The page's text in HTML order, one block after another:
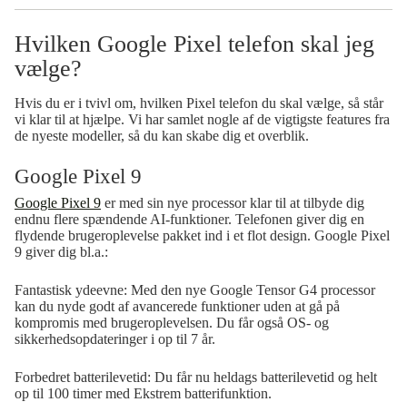
Hvilken Google Pixel telefon skal jeg
vælge?
Hvis du er i tvivl om, hvilken Pixel telefon du skal vælge, så står
vi klar til at hjælpe. Vi har samlet nogle af de vigtigste features fra
de nyeste modeller, så du kan skabe dig et overblik.
Google Pixel 9
Google Pixel 9 er med sin nye processor klar til at tilbyde dig
endnu flere spændende AI-funktioner. Telefonen giver dig en
flydende brugeroplevelse pakket ind i et flot design. Google Pixel
9 giver dig bl.a.:
Fantastisk ydeevne: Med den nye Google Tensor G4 processor
kan du nyde godt af avancerede funktioner uden at gå på
kompromis med brugeroplevelsen. Du får også OS- og
sikkerhedsopdateringer i op til 7 år.
Forbedret batterilevetid: Du får nu heldags batterilevetid og helt
op til 100 timer med Ekstrem batterifunktion.